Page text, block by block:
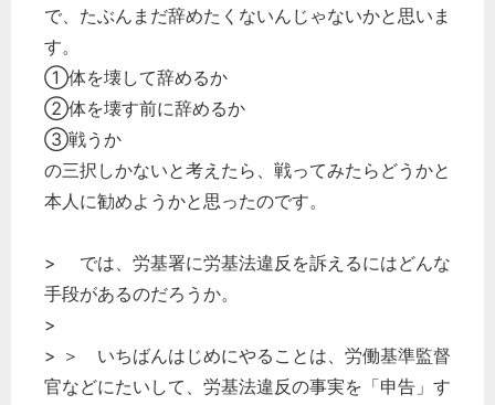
で、たぶんまだ辞めたくないんじゃないかと思いま
す。
①体を壊して辞めるか
②体を壊す前に辞めるか
③戦うか
の三択しかないと考えたら、戦ってみたらどうかと
本人に勧めようかと思ったのです。
> では、労基署に労基法違反を訴えるにはどんな
手段があるのだろうか。
>
> ＞ いちばんはじめにやることは、労働基準監督
官などにたいして、労基法違反の事実を「申告」す